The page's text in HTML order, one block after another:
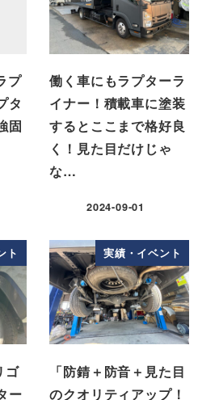
プ
タ
固
働く車にもラプターラ
イナー！積載車に塗装
するとここまで格好良
く！見た目だけじゃ
な…
2024-09-01
ト
ゴ
ー
実績・イベント
「防錆＋防音＋見た目
のクオリティアップ！